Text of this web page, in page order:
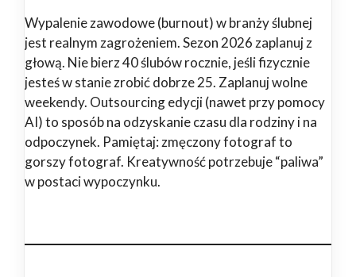
Wypalenie zawodowe (burnout) w branży ślubnej
jest realnym zagrożeniem. Sezon 2026 zaplanuj z
głową. Nie bierz 40 ślubów rocznie, jeśli fizycznie
jesteś w stanie zrobić dobrze 25. Zaplanuj wolne
weekendy. Outsourcing edycji (nawet przy pomocy
AI) to sposób na odzyskanie czasu dla rodziny i na
odpoczynek. Pamiętaj: zmęczony fotograf to
gorszy fotograf. Kreatywność potrzebuje “paliwa”
w postaci wypoczynku.